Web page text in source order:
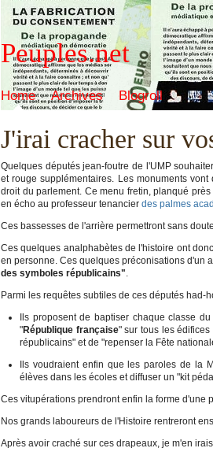
Peuples.net
Home Archives Blogroll
J'irai cracher sur
Quelques députés jean-foutre de l'UMP
et rouge supplémentaires. Les monuments
droit du parlement. Ce menu fretin, planqué
en écho au professeur tenancier des palmes
Ces bassesses de l'arrière permettront sans
Ces quelques analphabètes de l'histoire ont
en personne. Ces quelques préconisations d'un
des symboles républicains".
Parmi les requêtes subtiles de ces députés had-
Ils proposent de baptiser chaque classe
"République française" sur tous les
républicains" et de "repenser la Fête
Ils voudraient enfin que les paroles de la
élèves dans les écoles et diffuser un "kit
Ces vitupérations prendront enfin la forme d'une
Nos grands laboureurs de l'Histoire rentreront
Après avoir craché sur ces drapeaux, je m'en